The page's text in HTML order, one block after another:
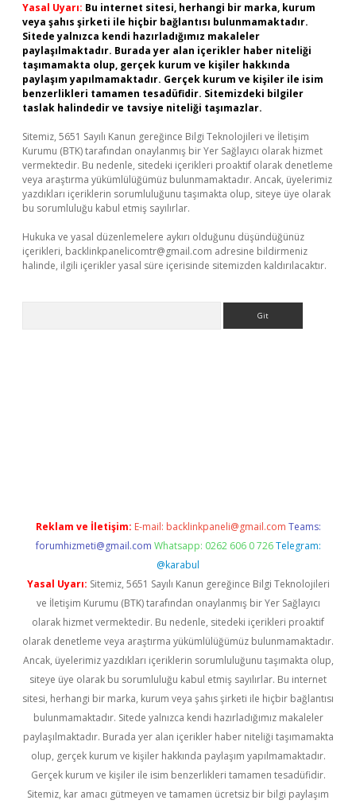
Yasal Uyarı: Bu internet sitesi, herhangi bir marka, kurum
veya şahıs şirketi ile hiçbir bağlantısı bulunmamaktadır.
Sitede yalnızca kendi hazırladığımız makaleler
paylaşılmaktadır. Burada yer alan içerikler haber niteliği
taşımamakta olup, gerçek kurum ve kişiler hakkında
paylaşım yapılmamaktadır. Gerçek kurum ve kişiler ile isim
benzerlikleri tamamen tesadüfidir. Sitemizdeki bilgiler
taslak halindedir ve tavsiye niteliği taşımazlar.
Sitemiz, 5651 Sayılı Kanun gereğince Bilgi Teknolojileri ve İletişim
Kurumu (BTK) tarafından onaylanmış bir Yer Sağlayıcı olarak hizmet
vermektedir. Bu nedenle, sitedeki içerikleri proaktif olarak denetleme
veya araştırma yükümlülüğümüz bulunmamaktadır. Ancak, üyelerimiz
yazdıkları içeriklerin sorumluluğunu taşımakta olup, siteye üye olarak
bu sorumluluğu kabul etmiş sayılırlar.
Hukuka ve yasal düzenlemelere aykırı olduğunu düşündüğünüz
içerikleri, backlinkpanelicomtr@gmail.com adresine bildirmeniz
halinde, ilgili içerikler yasal süre içerisinde sitemizden kaldırılacaktır.
Reklam ve İletişim: E-mail: backlinkpaneli@gmail.com Teams:
forumhizmeti@gmail.com Whatsapp: 0262 606 0 726 Telegram:
@karabul
Yasal Uyarı: Sitemiz, 5651 Sayılı Kanun gereğince Bilgi Teknolojileri
ve İletişim Kurumu (BTK) tarafından onaylanmış bir Yer Sağlayıcı
olarak hizmet vermektedir. Bu nedenle, sitedeki içerikleri proaktif
olarak denetleme veya araştırma yükümlülüğümüz bulunmamaktadır.
Ancak, üyelerimiz yazdıkları içeriklerin sorumluluğunu taşımakta olup,
siteye üye olarak bu sorumluluğu kabul etmiş sayılırlar. Bu internet
sitesi, herhangi bir marka, kurum veya şahıs şirketi ile hiçbir bağlantısı
bulunmamaktadır. Sitede yalnızca kendi hazırladığımız makaleler
paylaşılmaktadır. Burada yer alan içerikler haber niteliği taşımamakta
olup, gerçek kurum ve kişiler hakkında paylaşım yapılmamaktadır.
Gerçek kurum ve kişiler ile isim benzerlikleri tamamen tesadüfidir.
Sitemiz, kar amacı gütmeyen ve tamamen ücretsiz bir bilgi paylaşım